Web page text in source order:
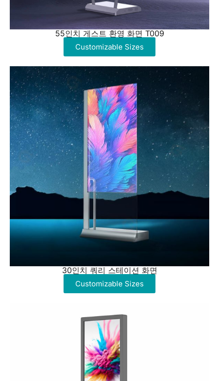
55인치 게스트 환영 화면 T009
Customizable Sizes
30인치 쿼리 스테이션 화면
Customizable Sizes